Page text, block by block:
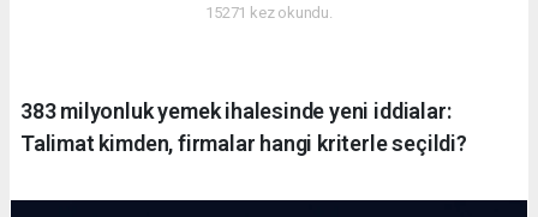
15271 kez okundu.
383 milyonluk yemek ihalesinde yeni iddialar:
Talimat kimden, firmalar hangi kriterle seçildi?